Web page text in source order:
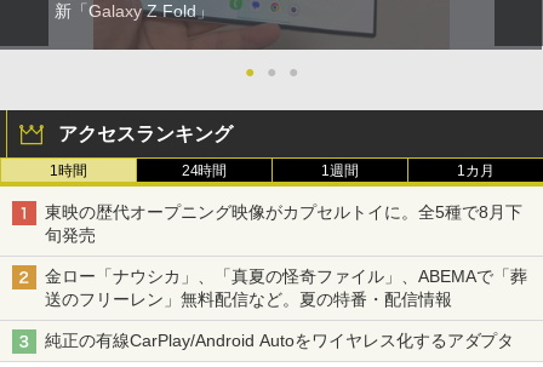
新「Galaxy Z Fold」
● ● ●
アクセスランキング
1時間 24時間 1週間 1カ月
東映の歴代オープニング映像がカプセルトイに。全5種で8月下
旬発売
金ロー「ナウシカ」、「真夏の怪奇ファイル」、ABEMAで「葬
送のフリーレン」無料配信など。夏の特番・配信情報
純正の有線CarPlay/Android Autoをワイヤレス化するアダプタ